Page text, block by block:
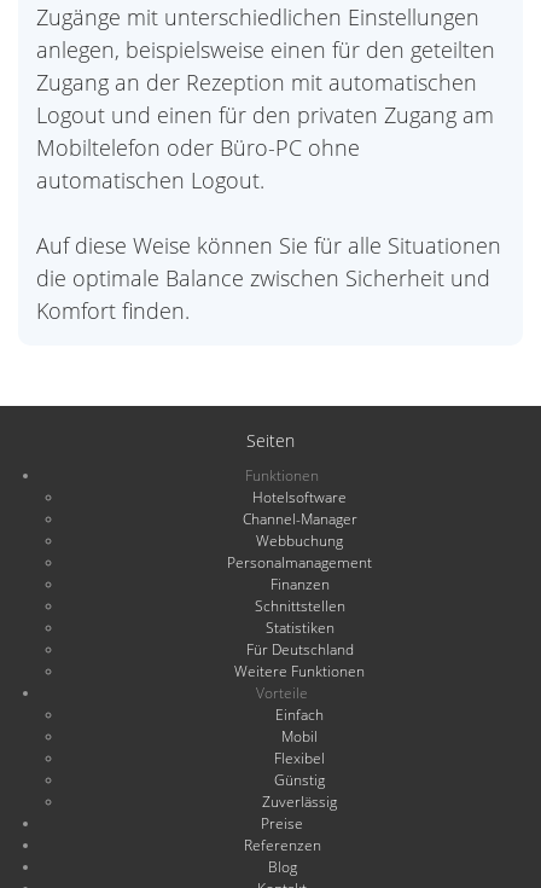
Zugänge mit unterschiedlichen Einstellungen
anlegen, beispielsweise einen für den geteilten
Zugang an der Rezeption mit automatischen
Logout und einen für den privaten Zugang am
Mobiltelefon oder Büro-PC ohne
automatischen Logout.
Auf diese Weise können Sie für alle Situationen
die optimale Balance zwischen Sicherheit und
Komfort finden.
Seiten
Funktionen
Hotelsoftware
Channel-Manager
Webbuchung
Personalmanagement
Finanzen
Schnittstellen
Statistiken
Für Deutschland
Weitere Funktionen
Vorteile
Einfach
Mobil
Flexibel
Günstig
Zuverlässig
Preise
Referenzen
Blog